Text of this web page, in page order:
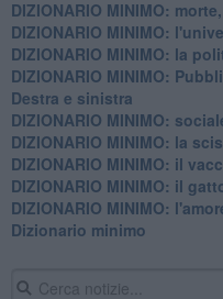
DIZIONARIO MINIMO:
DIZIONARIO MINIMO:
DIZIONARIO MINIMO: la
DIZIONARIO MINIMO:
Destra e sinistra
DIZIONARIO MINIMO:
DIZIONARIO MINIMO: la
DIZIONARIO MINIMO: il
DIZIONARIO MINIMO: il
DIZIONARIO MINIMO:
Dizionario minimo